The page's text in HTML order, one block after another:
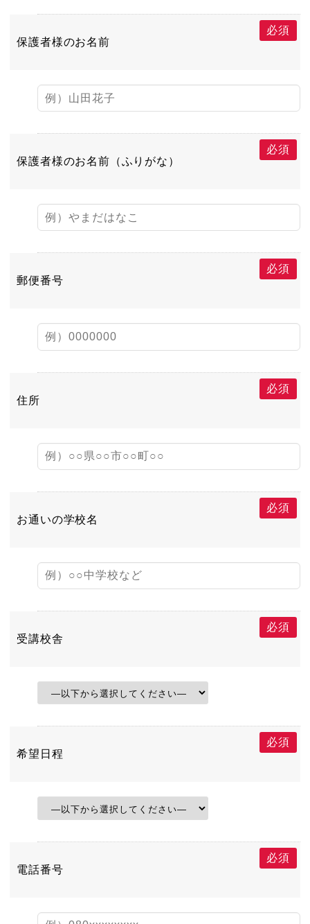
保護者様のお名前
必須
保護者様のお名前（ふりがな）
必須
郵便番号
必須
住所
必須
お通いの学校名
必須
受講校舎
必須
希望日程
必須
電話番号
必須